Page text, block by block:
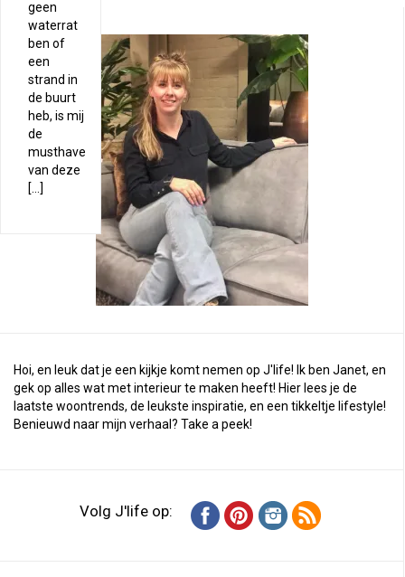
geen
waterrat
ben of
een
strand in
de buurt
heb, is mij
de
musthave
van deze
[…]
Hoi, en leuk dat je een kijkje komt nemen op J'life! Ik ben Janet, en
gek op alles wat met interieur te maken heeft! Hier lees je de
laatste woontrends, de leukste inspiratie, en een tikkeltje lifestyle!
Benieuwd naar mijn verhaal? Take a peek!
Volg J'life op: